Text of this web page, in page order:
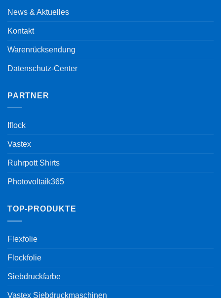
News & Aktuelles
Kontakt
Warenrücksendung
Datenschutz-Center
PARTNER
Iflock
Vastex
Ruhrpott Shirts
Photovoltaik365
TOP-PRODUKTE
Flexfolie
Flockfolie
Siebdruckfarbe
Vastex Siebdruckmaschinen